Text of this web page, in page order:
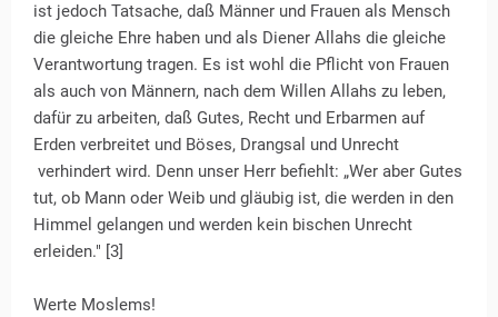
ist jedoch Tatsache, daß Männer und Frauen als Mensch
die gleiche Ehre haben und als Diener Allahs die gleiche
Verantwortung tragen. Es ist wohl die Pflicht von Frauen
als auch von Männern, nach dem Willen Allahs zu leben,
dafür zu arbeiten, daß Gutes, Recht und Erbarmen auf
Erden verbreitet und Böses, Drangsal und Unrecht
verhindert wird. Denn unser Herr befiehlt: „Wer aber Gutes
tut, ob Mann oder Weib und gläubig ist, die werden in den
Himmel gelangen und werden kein bischen Unrecht
erleiden." [3]
Werte Moslems!